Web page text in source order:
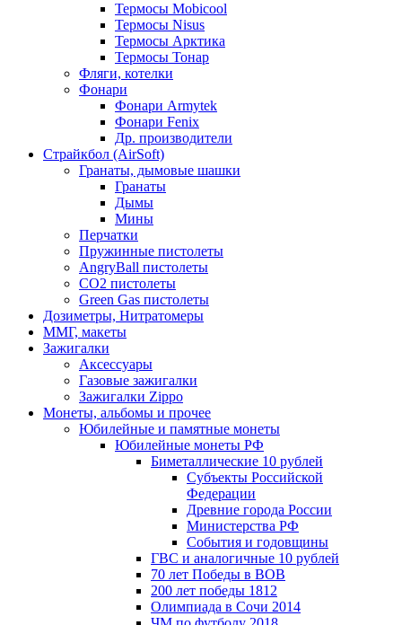
Термосы Mobicool
Термосы Nisus
Термосы Арктика
Термосы Тонар
Фляги, котелки
Фонари
Фонари Armytek
Фонари Fenix
Др. производители
Страйкбол (AirSoft)
Гранаты, дымовые шашки
Гранаты
Дымы
Мины
Перчатки
Пружинные пистолеты
AngryBall пистолеты
CO2 пистолеты
Green Gas пистолеты
Дозиметры, Нитратомеры
ММГ, макеты
Зажигалки
Аксессуары
Газовые зажигалки
Зажигалки Zippo
Монеты, альбомы и прочее
Юбилейные и памятные монеты
Юбилейные монеты РФ
Биметаллические 10 рублей
Субъекты Российской
Федерации
Древние города России
Министерства РФ
События и годовщины
ГВС и аналогичные 10 рублей
70 лет Победы в ВОВ
200 лет победы 1812
Олимпиада в Сочи 2014